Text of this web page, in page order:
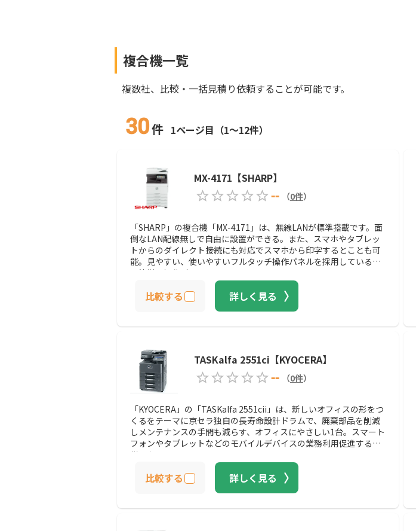
複合機一覧
複数社、比較・一括見積り依頼することが可能です。
30件 1ページ目（1～12件）
MX-4171【SHARP】
--
（0件）
「SHARP」の複合機「MX-4171」は、無線LANが標準搭載です。面
倒なLAN配線無しで自由に設置ができる。また、スマホやタブレッ
トからのダイレクト接続にも対応でスマホから印字するとことも可
能。見やすい、使いやすいフルタッチ操作パネルを採用しているの
で簡単に操作ができます。
比較する 詳しく見る
TASKalfa 2551ci【KYOCERA】
--
（0件）
「KYOCERA」の「TASKalfa 2551cii」は、新しいオフィスの形をつ
くるをテーマに京セラ独自の長寿命設計ドラムで、廃棄部品を削減
しメンテナンスの手間も減らす、オフィスにやさしい1台。スマート
フォンやタブレットなどのモバイルデバイスの業務利用促進する仕
様になってます。
比較する 詳しく見る